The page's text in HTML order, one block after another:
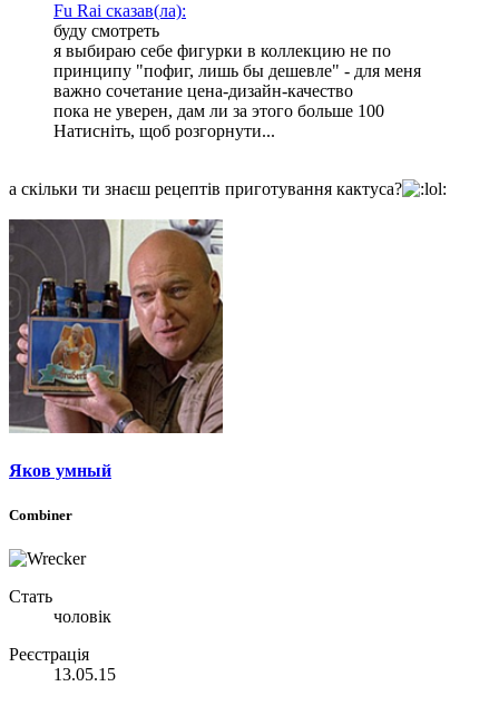
Fu Rai сказав(ла):
буду смотреть
я выбираю себе фигурки в коллекцию не по
принципу "пофиг, лишь бы дешевле" - для меня
важно сочетание цена-дизайн-качество
пока не уверен, дам ли за этого больше 100
Натисніть, щоб розгорнути...
а скільки ти знаєш рецептів приготування кактуса?
Яков умный
Combiner
Стать
чоловік
Реєстрація
13.05.15